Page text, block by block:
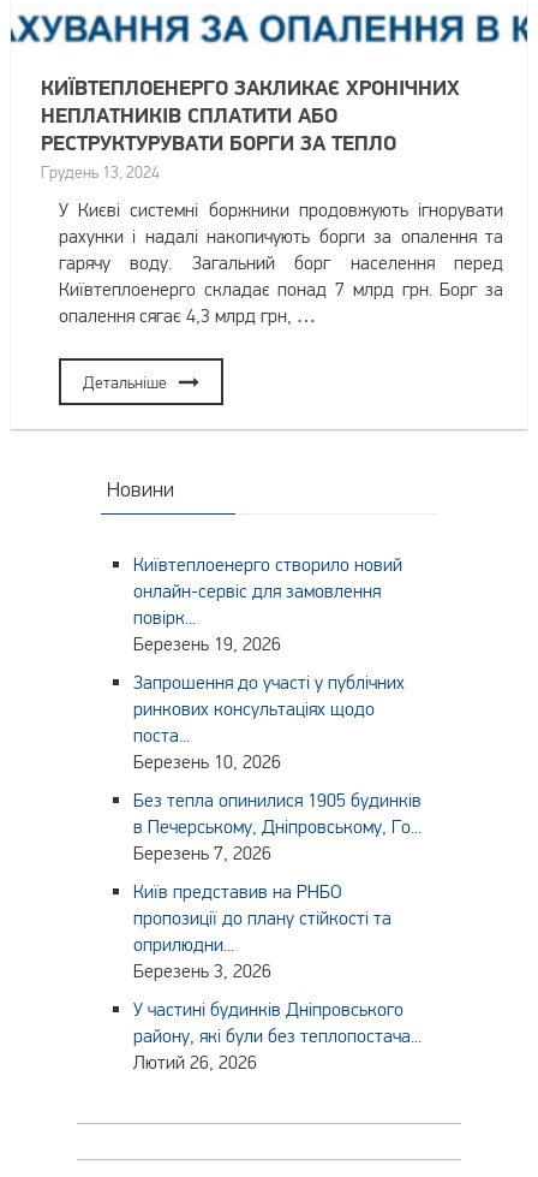
КИЇВТЕПЛОЕНЕРГО ЗАКЛИКАЄ ХРОНІЧНИХ
НЕПЛАТНИКІВ СПЛАТИТИ АБО
РЕСТРУКТУРУВАТИ БОРГИ ЗА ТЕПЛО
Грудень 13, 2024
У Києві системні боржники продовжують ігнорувати
рахунки і надалі накопичують борги за опалення та
гарячу воду. Загальний борг населення перед
Київтеплоенерго складає понад 7 млрд грн. Борг за
опалення сягає 4,3 млрд грн, …
Детальніше
Новини
Київтеплоенерго створило новий
онлайн-сервіс для замовлення
повірк...
Березень 19, 2026
Запрошення до участі у публічних
ринкових консультаціях щодо
поста...
Березень 10, 2026
Без тепла опинилися 1905 будинків
в Печерському, Дніпровському, Го...
Березень 7, 2026
Київ представив на РНБО
пропозиції до плану стійкості та
оприлюдни...
Березень 3, 2026
У частині будинків Дніпровського
району, які були без теплопостача...
Лютий 26, 2026